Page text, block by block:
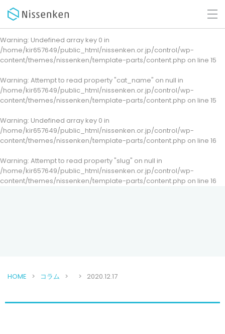
Warning: Undefined array key 0 in
/home/kir657649/public_html/nissenken.or.jp/control/wp-
content/themes/nissenken/template-parts/content.php on line 15
Warning: Attempt to read property "cat_name" on null in
/home/kir657649/public_html/nissenken.or.jp/control/wp-
content/themes/nissenken/template-parts/content.php on line 15
Warning: Undefined array key 0 in
/home/kir657649/public_html/nissenken.or.jp/control/wp-
content/themes/nissenken/template-parts/content.php on line 16
Warning: Attempt to read property "slug" on null in
/home/kir657649/public_html/nissenken.or.jp/control/wp-
content/themes/nissenken/template-parts/content.php on line 16
HOME コラム 2020.12.17